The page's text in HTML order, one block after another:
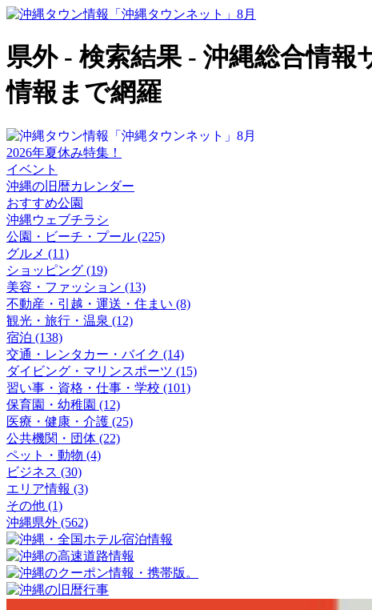
県外 - 検索結果 - 沖縄総合情
情報まで網羅
2026年夏休み特集！
イベント
沖縄の旧暦カレンダー
おすすめ公園
沖縄ウェブチラシ
公園・ビーチ・プール (225)
グルメ (11)
ショッピング (19)
美容・ファッション (13)
不動産・引越・運送・住まい (8)
観光・旅行・温泉 (12)
宿泊 (138)
交通・レンタカー・バイク (14)
ダイビング・マリンスポーツ (15)
習い事・資格・仕事・学校 (101)
保育園・幼稚園 (12)
医療・健康・介護 (25)
公共機関・団体 (22)
ペット・動物 (4)
ビジネス (30)
エリア情報 (3)
その他 (1)
沖縄県外 (562)